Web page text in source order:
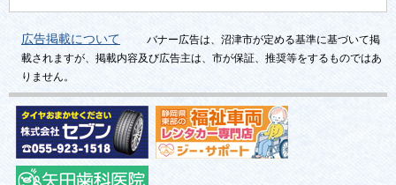
広告掲載について
バナー広告は、沼津市が定める基準に基づいて掲
載されますが、掲載内容及び広告主は、市が保証、推奨等をするものではあ
りません。